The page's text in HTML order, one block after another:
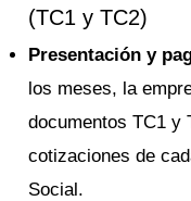
(TC1 y TC2)
Presentación y
los meses, la
documentos TC1 y
cotizaciones de
Social.